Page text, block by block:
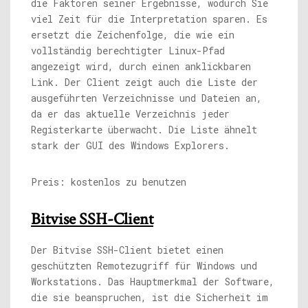
die Faktoren seiner Ergebnisse, wodurch Sie
viel Zeit für die Interpretation sparen. Es
ersetzt die Zeichenfolge, die wie ein
vollständig berechtigter Linux-Pfad
angezeigt wird, durch einen anklickbaren
Link. Der Client zeigt auch die Liste der
ausgeführten Verzeichnisse und Dateien an,
da er das aktuelle Verzeichnis jeder
Registerkarte überwacht. Die Liste ähnelt
stark der GUI des Windows Explorers.
Preis: kostenlos zu benutzen
Bitvise SSH-Client
Der Bitvise SSH-Client bietet einen
geschützten Remotezugriff für Windows und
Workstations. Das Hauptmerkmal der Software,
die sie beanspruchen, ist die Sicherheit im